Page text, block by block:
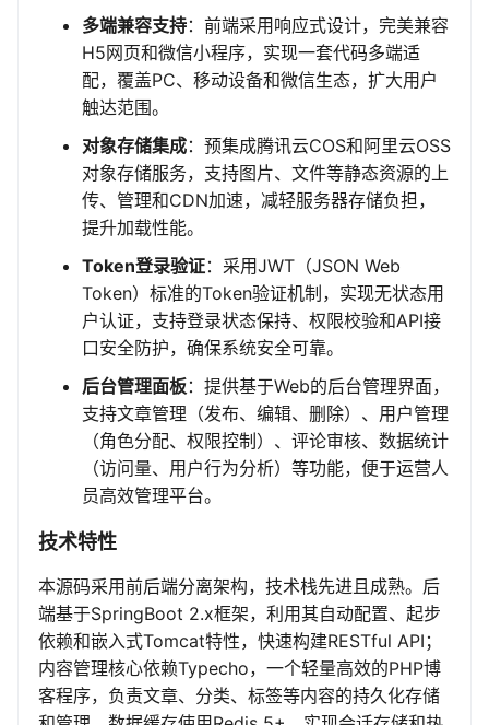
多端兼容支持：前端采用响应式设计，完美兼容
H5网页和微信小程序，实现一套代码多端适
配，覆盖PC、移动设备和微信生态，扩大用户
触达范围。
对象存储集成：预集成腾讯云COS和阿里云OSS
对象存储服务，支持图片、文件等静态资源的上
传、管理和CDN加速，减轻服务器存储负担，
提升加载性能。
Token登录验证：采用JWT（JSON Web
Token）标准的Token验证机制，实现无状态用
户认证，支持登录状态保持、权限校验和API接
口安全防护，确保系统安全可靠。
后台管理面板：提供基于Web的后台管理界面，
支持文章管理（发布、编辑、删除）、用户管理
（角色分配、权限控制）、评论审核、数据统计
（访问量、用户行为分析）等功能，便于运营人
员高效管理平台。
技术特性
本源码采用前后端分离架构，技术栈先进且成熟。后
端基于SpringBoot 2.x框架，利用其自动配置、起步
依赖和嵌入式Tomcat特性，快速构建RESTful API；
内容管理核心依赖Typecho，一个轻量高效的PHP博
客程序，负责文章、分类、标签等内容的持久化存储